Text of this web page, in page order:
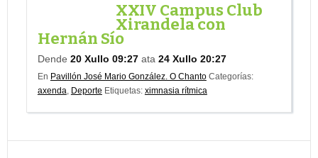
XXIV Campus Club
Xirandela con
Hernán Sío
Dende 20 Xullo 09:27 ata 24 Xullo 20:27
En Pavillón José Mario González. O Chanto Categorías:
axenda, Deporte Etiquetas: ximnasia rítmica